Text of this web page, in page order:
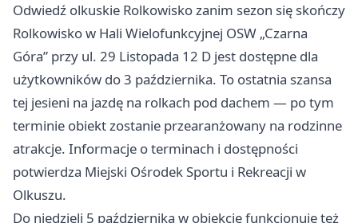
Odwiedź olkuskie Rolkowisko zanim sezon się skończy
Rolkowisko w Hali Wielofunkcyjnej OSW „Czarna
Góra” przy ul. 29 Listopada 12 D jest dostępne dla
użytkowników do 3 października. To ostatnia szansa
tej jesieni na jazdę na rolkach pod dachem — po tym
terminie obiekt zostanie przearanżowany na rodzinne
atrakcje. Informacje o terminach i dostępności
potwierdza Miejski Ośrodek Sportu i Rekreacji w
Olkuszu.
Do niedzieli 5 października w obiekcie funkcjonuje też